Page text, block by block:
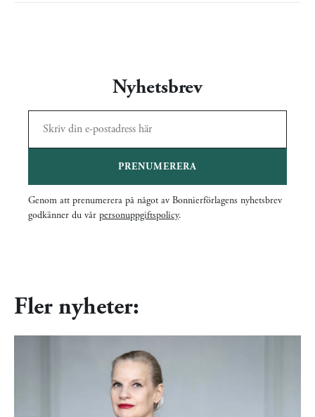
Nyhetsbrev
PRENUMERERA
Genom att prenumerera på något av Bonnierförlagens nyhetsbrev
godkänner du vår personuppgiftspolicy.
Fler nyheter: